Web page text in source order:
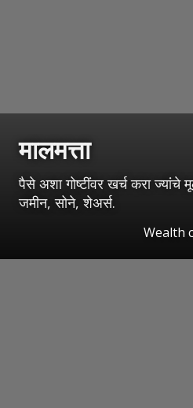
मालमत्ता
पैसे अशा गोष्टींवर खर्च करा ज्यांचे
जमीन, सोने, शेअर्स.
Wealth